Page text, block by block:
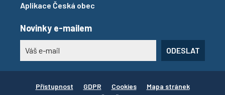
Aplikace Česká obec
Novinky e-mailem
ODESLAT
Přístupnost GDPR Cookies
Mapa stránek